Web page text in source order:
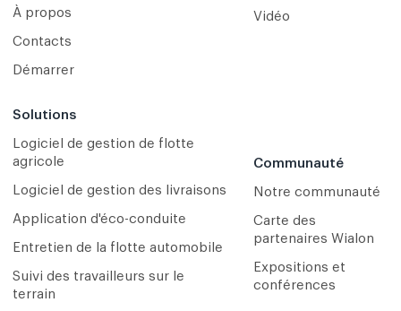
À propos
Contacts
Démarrer
Solutions
Logiciel de gestion de flotte
agricole
Logiciel de gestion des livraisons
Application d'éco-conduite
Entretien de la flotte automobile
Suivi des travailleurs sur le
terrain
Vidéo
Communauté
Notre communauté
Carte des
partenaires Wialon
Expositions et
conférences